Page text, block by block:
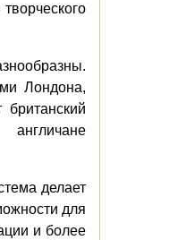
Лондона,
англичане
делает
для
и более